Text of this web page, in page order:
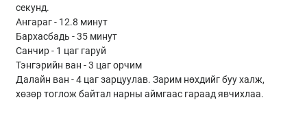
секунд.
Ангараг - 12.8 минут
Бархасбадь - 35 минут
Санчир - 1 цаг гаруй
Тэнгэрийн ван - 3 цаг орчим
Далайн ван - 4 цаг зарцуулав. Зарим нөхдийг буу халж,
хөзөр тоглож байтал нарны аймгаас гараад явчихлаа.